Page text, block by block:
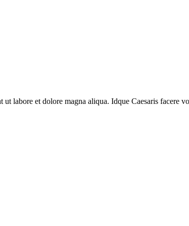
labore et dolore magna aliqua. Idque Caesaris facere